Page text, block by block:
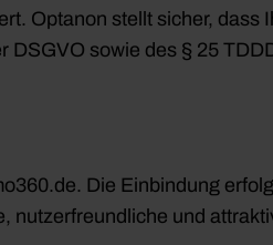
Optanon stellt sicher, dass
sowie des § 25
Die Einbindung
nutzerfreundliche und